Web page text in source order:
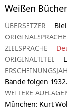
Weißen
ÜBERSETZER
ORIGINALSPRACHE
ZIELSPRACHE
ORIGINALTITEL
Bände folgen 1932.
WEITERE
München: Kurt